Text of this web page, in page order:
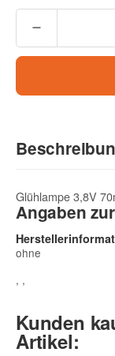
Glühlampe 3,8V
Angaben
ohne
, ,
Kunden
Artikel: